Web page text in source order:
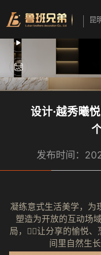
昆
设计·越秀曦
发布时间：
凝练意式生活美学，为
塑造为开放的互动场
局，🧚‍♀️让分享的愉悦
间里自然生